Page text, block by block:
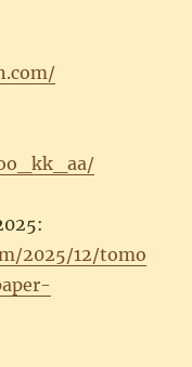
2025/12/tomo